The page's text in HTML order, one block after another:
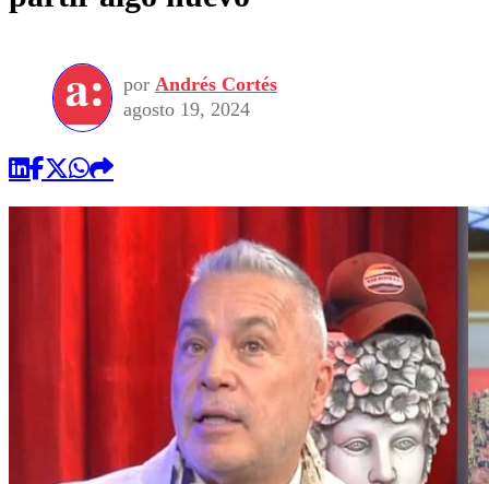
por Andrés Cortés
agosto 19, 2024